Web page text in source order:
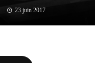
23 juin 2017